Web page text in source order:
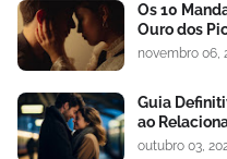
Os 10
Ouro dos
novembro 06,
Guia
ao
outubro 03,